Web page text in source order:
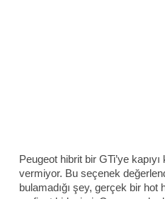
Peugeot hibrit bir GTi’ye
vermiyor. Bu seçenek
bulamadığı şey, gerçek bir